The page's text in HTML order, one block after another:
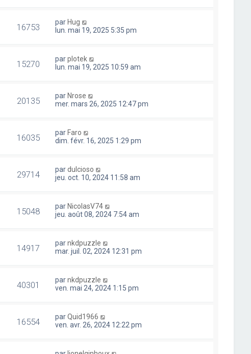
16753 par Hug
lun. mai 19, 2025 5:35 pm
15270 parplotek
lun. mai 19, 2025 10:59 am
20135 par Nrose
mer. mars 26, 2025 12:47 pm
16035 par Faro
dim. févr. 16, 2025 1:29 pm
29714 pardulcioso
jeu. oct. 10, 2024 11:58 am
15048 par NicolasV74
jeu. août 08, 2024 7:54 am
14917 parnkdpuzzle
mar. juil. 02, 2024 12:31 pm
40301 parnkdpuzzle
ven. mai 24, 2024 1:15 pm
16554 parQuid1966
ven. avr. 26, 2024 12:22 pm